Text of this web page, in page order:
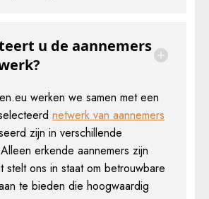
u de aannemers
werken we samen met een
netwerk van aannemers
zijn in verschillende
erkende aannemers zijn
stelt ons in staat om betrouwbare
te bieden die hoogwaardig